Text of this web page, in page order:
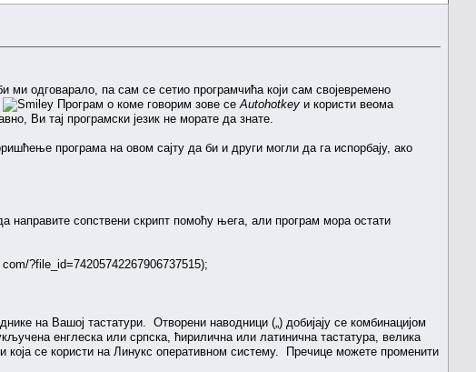
одговарало, па сам се сетио програмчића који сам својевремено
Програм о коме говорим зове се Autohotkey и користи веома
Ви тај програмски језик не морате да знате.
програма на овом сајту да би и други могли да га испорбају, ако
направите сопствени скрипт помоћу њега, али програм мора остати
?file_id=74205742267906737515);
на Вашој тастатури. Отворени наводници („) добијају се комбинацијом
енглеска или српска, ћирилична или латинична тастатура, велика
која се користи на Линукс оперативном систему. Пречице можете променити